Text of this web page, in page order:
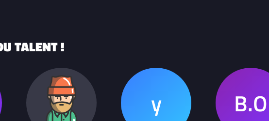
TALENT !